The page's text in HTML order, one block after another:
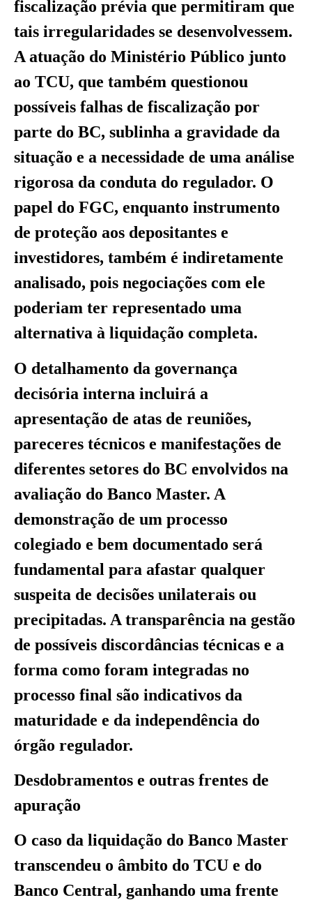
fiscalização prévia que permitiram que
tais irregularidades se desenvolvessem.
A atuação do Ministério Público junto
ao TCU, que também questionou
possíveis falhas de fiscalização por
parte do BC, sublinha a gravidade da
situação e a necessidade de uma análise
rigorosa da conduta do regulador. O
papel do FGC, enquanto instrumento
de proteção aos depositantes e
investidores, também é indiretamente
analisado, pois negociações com ele
poderiam ter representado uma
alternativa à liquidação completa.
O detalhamento da governança
decisória interna incluirá a
apresentação de atas de reuniões,
pareceres técnicos e manifestações de
diferentes setores do BC envolvidos na
avaliação do Banco Master. A
demonstração de um processo
colegiado e bem documentado será
fundamental para afastar qualquer
suspeita de decisões unilaterais ou
precipitadas. A transparência na gestão
de possíveis discordâncias técnicas e a
forma como foram integradas no
processo final são indicativos da
maturidade e da independência do
órgão regulador.
Desdobramentos e outras frentes de
apuração
O caso da liquidação do Banco Master
transcendeu o âmbito do TCU e do
Banco Central, ganhando uma frente